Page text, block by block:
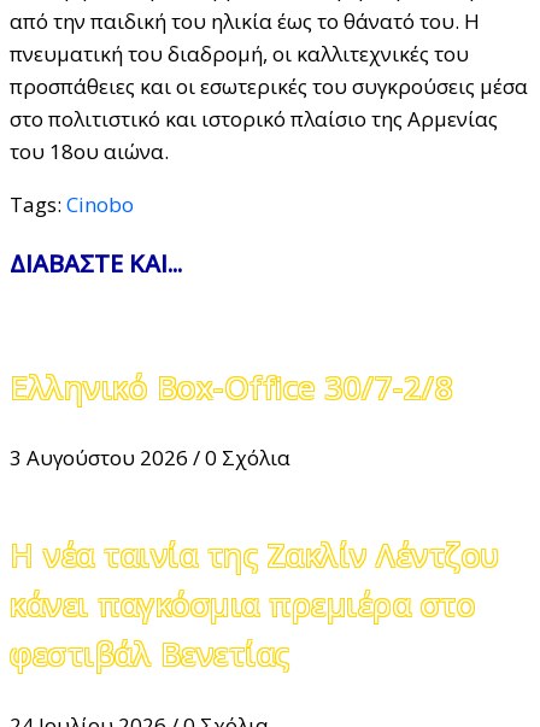
από την παιδική του ηλικία έως το θάνατό του. Η
πνευματική του διαδρομή, οι καλλιτεχνικές του
προσπάθειες και οι εσωτερικές του συγκρούσεις μέσα
στο πολιτιστικό και ιστορικό πλαίσιο της Αρμενίας
του 18ου αιώνα.
Tags: Cinobo
ΔΙΑΒΑΣΤΕ ΚΑΙ...
Ελληνικό Box-Office 30/7-2/8
3 Αυγούστου 2026 /0 Σχόλια
Η νέα ταινία της Ζακλίν Λέντζου
κάνει παγκόσμια πρεμιέρα στο
φεστιβάλ Βενετίας